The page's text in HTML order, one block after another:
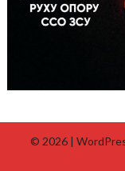
© 2026 |